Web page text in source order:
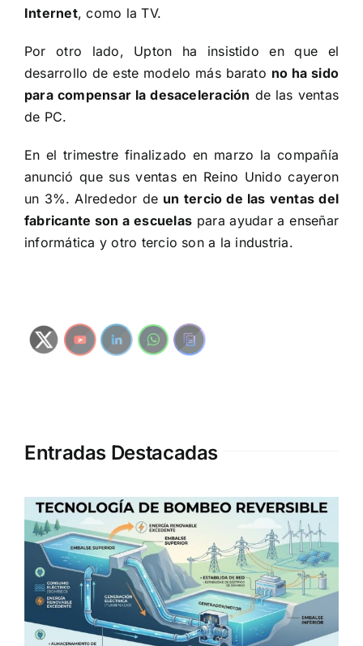
Internet, como la TV.
Por otro lado, Upton ha insistido en que el
desarrollo de este modelo más barato no ha sido
para compensar la desaceleración de las ventas
de PC.
En el trimestre finalizado en marzo la compañía
anunció que sus ventas en Reino Unido cayeron
un 3%. Alrededor de un tercio de las ventas del
fabricante son a escuelas para ayudar a enseñar
informática y otro tercio son a la industria.
Entradas Destacadas